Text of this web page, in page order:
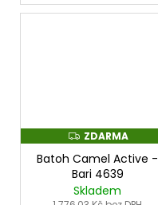
Z
D
A
M
A
ZDARMA
Batoh Camel Active -
Bari 4639
Skladem